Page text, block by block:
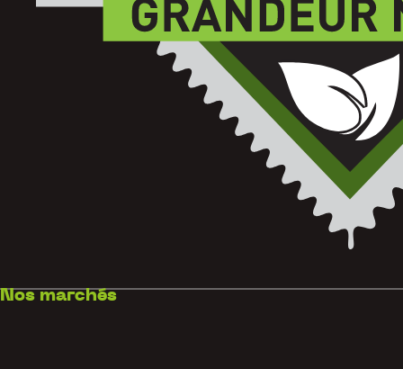
Nos marchés